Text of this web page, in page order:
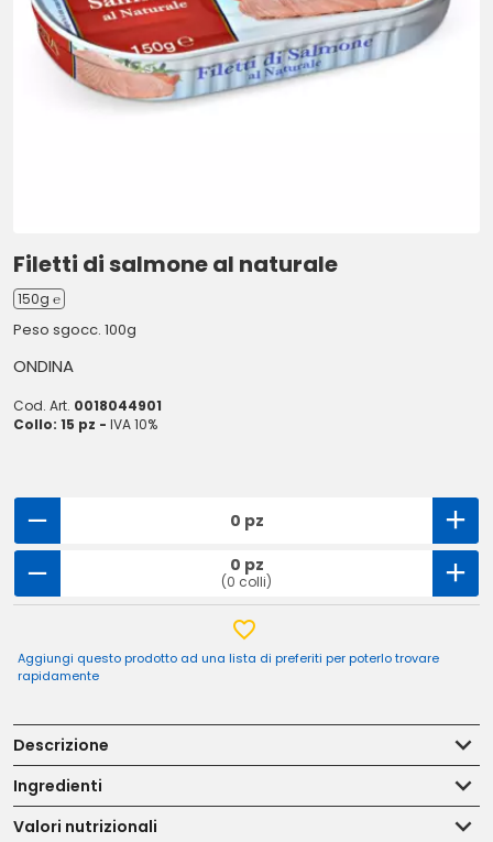
Filetti di salmone al naturale
150g ℮
Peso sgocc. 100g
ONDINA
Cod. Art. 0018044901
Collo: 15 pz - IVA 10%
0 pz
0 pz
(0 colli)
Aggiungi questo prodotto ad una lista di preferiti per poterlo trovare
rapidamente
Descrizione
Ingredienti
Valori nutrizionali